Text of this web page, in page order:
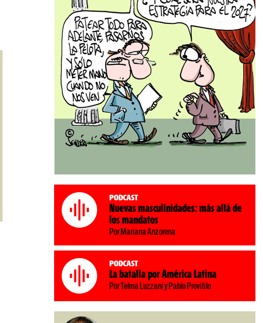
Podcast
Nuevas masculinidades: más allá de
los mandatos
Por Mariana Anzorena
Podcast
La batalla por América Latina
Por Telma Luzzani y Pablo Provitilo